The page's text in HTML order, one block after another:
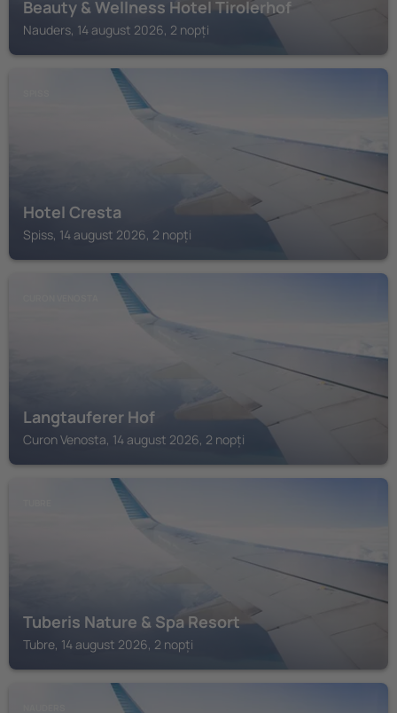
Beauty & Wellness Hotel Tirolerhof
Nauders, 14 august 2026, 2 nopți
Hotel Cresta
Spiss, 14 august 2026, 2 nopți
Langtauferer Hof
Curon Venosta, 14 august 2026, 2 nopți
Tuberis Nature & Spa Resort
Tubre, 14 august 2026, 2 nopți